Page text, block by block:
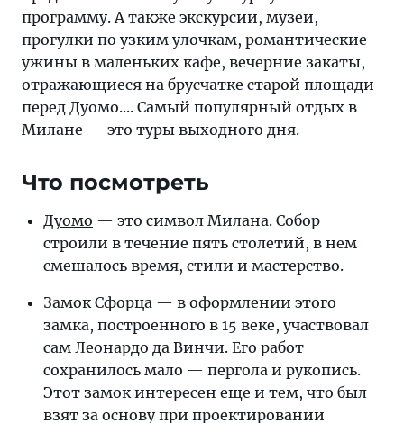
программу. А также экскурсии, музеи,
прогулки по узким улочкам, романтические
ужины в маленьких кафе, вечерние закаты,
отражающиеся на брусчатке старой площади
перед Дуомо.... Самый популярный отдых в
Милане — это туры выходного дня.
Что посмотреть
Дуомо — это символ Милана. Собор
строили в течение пять столетий, в нем
смешалось время, стили и мастерство.
Замок Сфорца — в оформлении этого
замка, построенного в 15 веке, участвовал
сам Леонардо да Винчи. Его работ
сохранилось мало — пергола и рукопись.
Этот замок интересен еще и тем, что был
взят за основу при проектировании